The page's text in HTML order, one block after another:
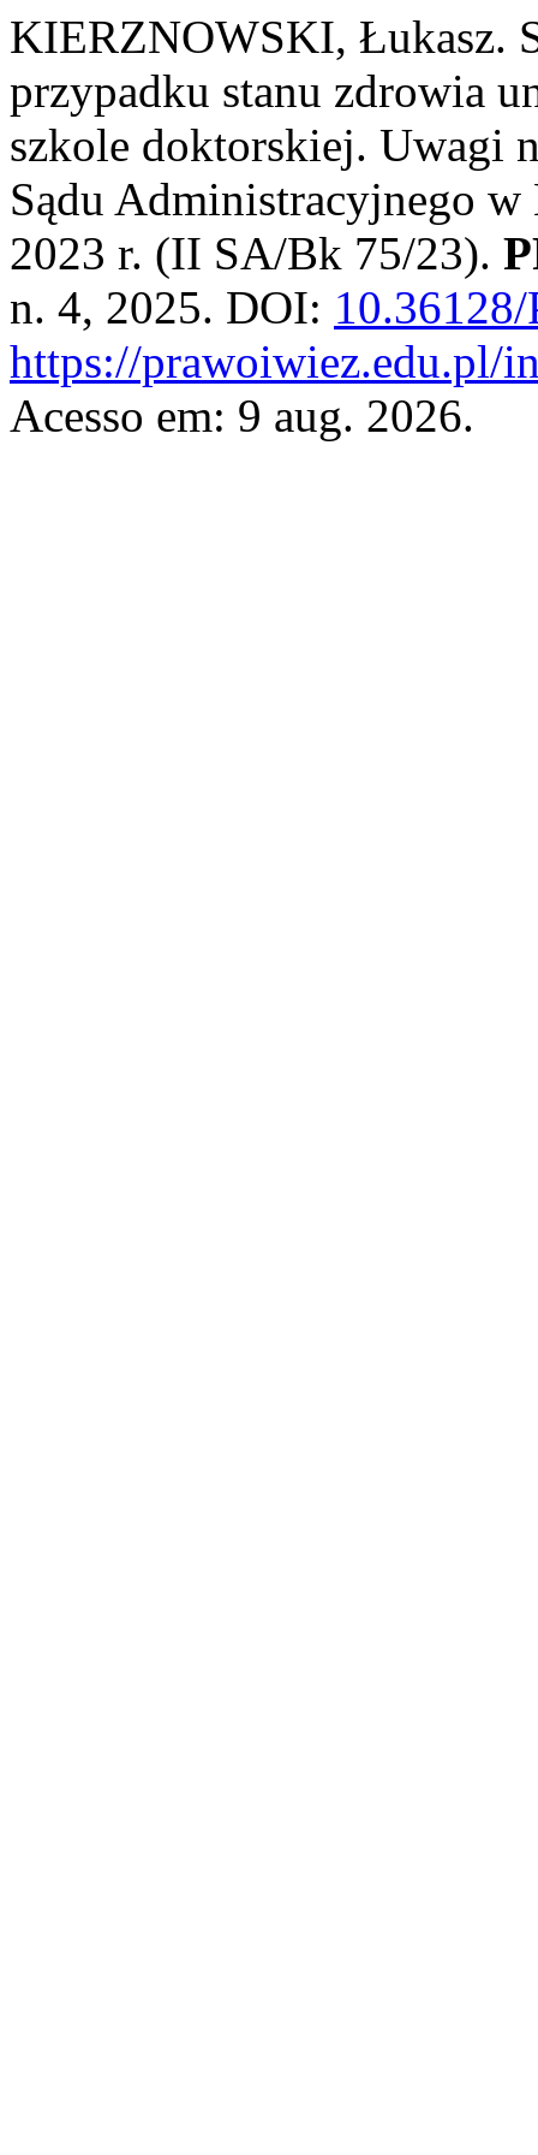
KIERZNOWSKI, Łukasz.
przypadku stanu zdrowia
szkole doktorskiej. Uwagi
Sądu Administracyjnego w
2023 r. (II SA/Bk 75/23).
n. 4, 2025. DOI:
https://prawoiwiez.edu.pl/
Acesso em: 9 aug. 2026.